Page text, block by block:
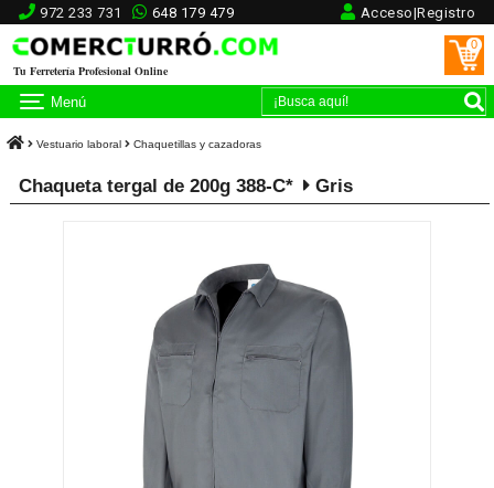
972 233 731 648 179 479 Acceso|Registro
Tu Ferretería Profesional Online
0
Menú
Vestuario laboral Chaquetillas y cazadoras
Chaqueta tergal de 200g 388-C* Gris